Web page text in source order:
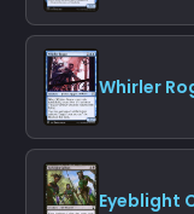
Whirler
Eyeblight